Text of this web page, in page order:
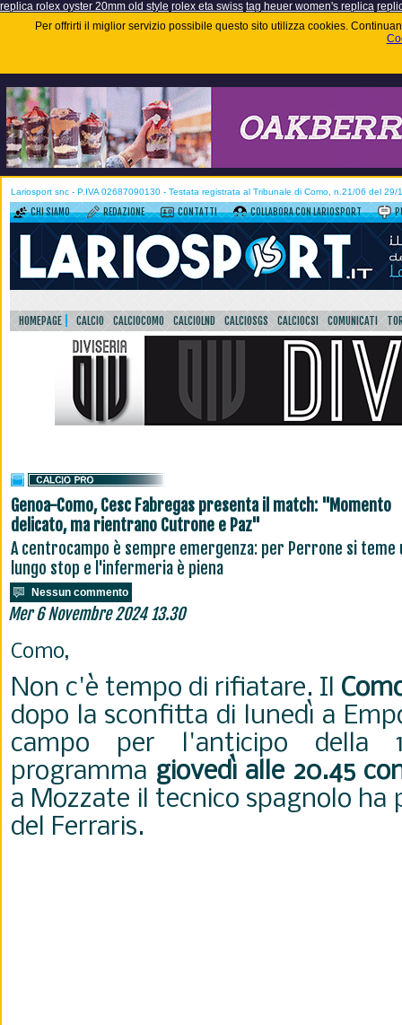
replica rolex oyster 20mm old style rolex eta swiss tag heuer women's replica
Per offrirti il miglior servizio possibile questo sito utilizza cookies.
Lariosport snc - P.IVA 02687090130 - Testata registrata al Tribunale di Como, n.21/06 del 29/
CHI SIAMO REDAZIONE CONTATTI COLLABORA CON LARIOSPORT
HOMEPAGE CALCIO CALCIOCOMO CALCIOLND CALCIOSGS CALCIOCSI COMUNICATI
Genoa-Como, Cesc Fabregas presenta il match: "Momento
delicato, ma rientrano Cutrone e Paz"
A centrocampo è sempre emergenza: per Perrone si teme
lungo stop e l'infermeria è piena
Nessun commento
Mer 6 Novembre 2024 13.30
Como,
Non c'è tempo di rifiatare. Il
dopo la sconfitta di lunedì a
campo per l'anticipo della
programma giovedì alle 20.45
a Mozzate il tecnico spagnolo ha
del Ferraris.